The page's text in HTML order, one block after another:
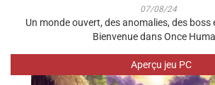
07/08/24
Un monde ouvert, des anomalies, des boss
Bienvenue dans Once
Aperçu jeu PC